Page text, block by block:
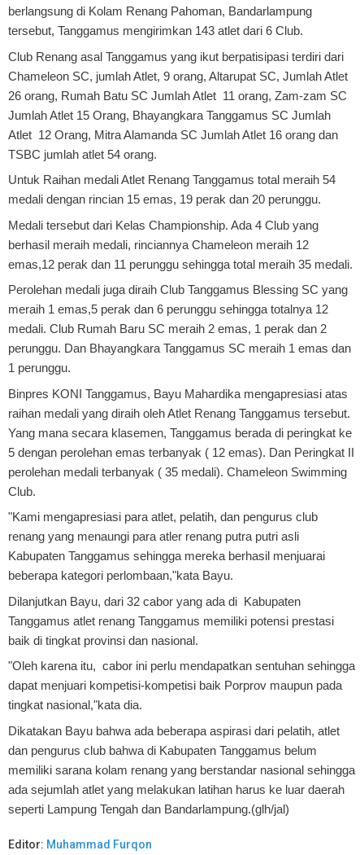
berlangsung di Kolam Renang Pahoman, Bandarlampung
tersebut, Tanggamus mengirimkan 143 atlet dari 6 Club.
Club Renang asal Tanggamus yang ikut berpatisipasi terdiri dari
Chameleon SC, jumlah Atlet, 9 orang, Altarupat SC, Jumlah Atlet
26 orang, Rumah Batu SC Jumlah Atlet 11 orang, Zam-zam SC
Jumlah Atlet 15 Orang, Bhayangkara Tanggamus SC Jumlah
Atlet 12 Orang, Mitra Alamanda SC Jumlah Atlet 16 orang dan
TSBC jumlah atlet 54 orang.
Untuk Raihan medali Atlet Renang Tanggamus total meraih 54
medali dengan rincian 15 emas, 19 perak dan 20 perunggu.
Medali tersebut dari Kelas Championship. Ada 4 Club yang
berhasil meraih medali, rinciannya Chameleon meraih 12
emas,12 perak dan 11 perunggu sehingga total meraih 35 medali.
Perolehan medali juga diraih Club Tanggamus Blessing SC yang
meraih 1 emas,5 perak dan 6 perunggu sehingga totalnya 12
medali. Club Rumah Baru SC meraih 2 emas, 1 perak dan 2
perunggu. Dan Bhayangkara Tanggamus SC meraih 1 emas dan
1 perunggu.
Binpres KONI Tanggamus, Bayu Mahardika mengapresiasi atas
raihan medali yang diraih oleh Atlet Renang Tanggamus tersebut.
Yang mana secara klasemen, Tanggamus berada di peringkat ke
5 dengan perolehan emas terbanyak ( 12 emas). Dan Peringkat II
perolehan medali terbanyak ( 35 medali). Chameleon Swimming
Club.
"Kami mengapresiasi para atlet, pelatih, dan pengurus club
renang yang menaungi para atler renang putra putri asli
Kabupaten Tanggamus sehingga mereka berhasil menjuarai
beberapa kategori perlombaan,"kata Bayu.
Dilanjutkan Bayu, dari 32 cabor yang ada di Kabupaten
Tanggamus atlet renang Tanggamus memiliki potensi prestasi
baik di tingkat provinsi dan nasional.
"Oleh karena itu, cabor ini perlu mendapatkan sentuhan sehingga
dapat menjuari kompetisi-kompetisi baik Porprov maupun pada
tingkat nasional,"kata dia.
Dikatakan Bayu bahwa ada beberapa aspirasi dari pelatih, atlet
dan pengurus club bahwa di Kabupaten Tanggamus belum
memiliki sarana kolam renang yang berstandar nasional sehingga
ada sejumlah atlet yang melakukan latihan harus ke luar daerah
seperti Lampung Tengah dan Bandarlampung.(glh/jal)
Editor: Muhammad Furqon